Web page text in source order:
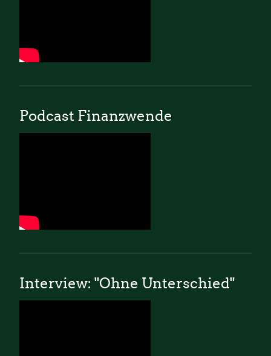
Podcast Finanzwende
Interview: "Ohne Unterschied"